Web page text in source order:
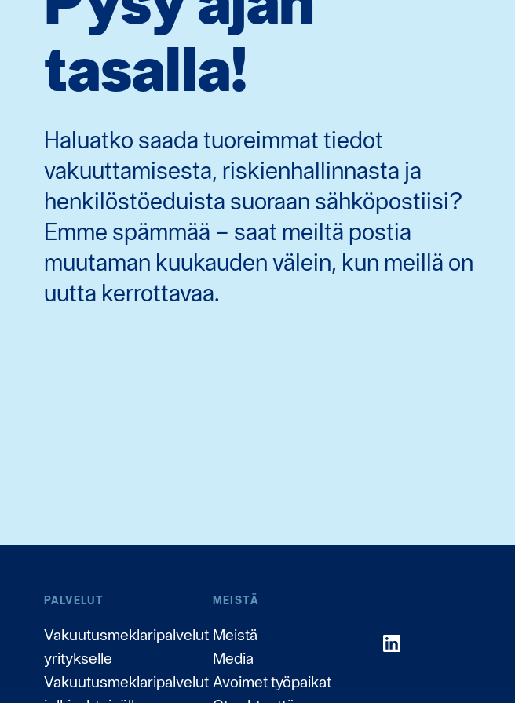
tasalla!
Haluatko saada tuoreimmat tiedot
vakuuttamisesta, riskienhallinnasta ja
henkilöstöeduista suoraan sähköpostiisi?
Emme spämmää – saat meiltä postia
muutaman kuukauden välein, kun meillä on
uutta kerrottavaa.
PALVELUT
Vakuutusmeklaripalvelut
yritykselle
Vakuutusmeklaripalvelut
MEISTÄ
Meistä
Media
Avoimet työpaikat